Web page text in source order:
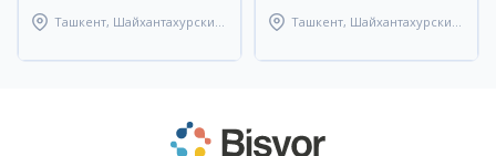
Ташкент, Шайхантахурский
Ташкент, Шайхантахурский